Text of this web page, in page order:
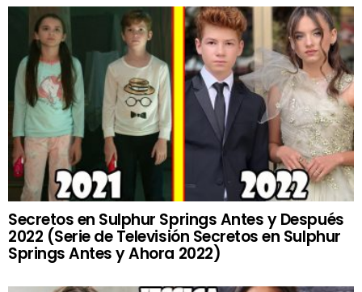
Secretos en Sulphur Springs Antes y Después
2022 (Serie de Televisión Secretos en Sulphur
Springs Antes y Ahora 2022)